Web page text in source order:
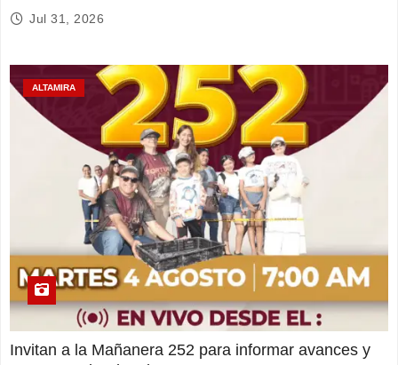
Jul 31, 2026
ALTAMIRA
Invitan a la Mañanera 252 para informar avances y